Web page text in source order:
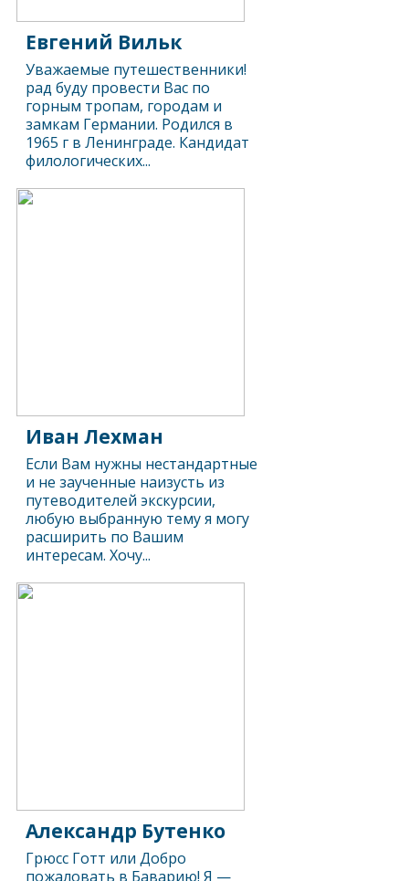
Евгений Вильк
Уважаемые путешественники!
рад буду провести Вас по
горным тропам, городам и
замкам Германии. Родился в
1965 г в Ленинграде. Кандидат
филологических...
Иван Лехман
Если Вам нужны нестандартные
и не заученные наизусть из
путеводителей экскурсии,
любую выбранную тему я могу
расширить по Вашим
интересам. Хочу...
Александр Бутенко
Грюсс Готт или Добро
пожаловать в Баварию! Я —